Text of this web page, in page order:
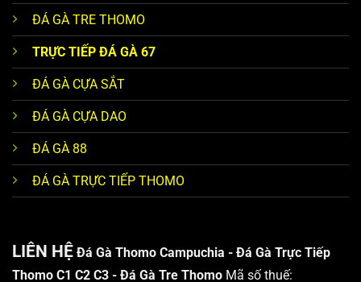
ĐÁ GÀ TRE THOMO
TRỰC TIẾP ĐÁ GÀ 67
ĐÁ GÀ CỰA SẮT
ĐÁ GÀ CỰA DAO
ĐÁ GÀ 88
ĐÁ GÀ TRỰC TIẾP THOMO
LIÊN HỆ Đá Gà Thomo Campuchia - Đá Gà Trực Tiếp
Thomo C1 C2 C3 - Đá Gà Tre Thomo Mã số thuế: